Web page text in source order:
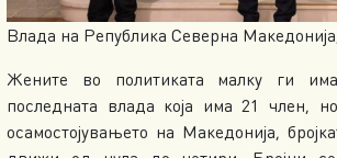
Влада на Република Северна
Жените во политиката малку ги
последната влада која има 21 член,
осамостојувањето на Македонија,